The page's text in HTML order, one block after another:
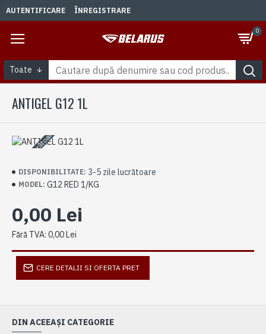
AUTENTIFICARE ÎNREGISTRARE
0
Toate
ANTIGEL G12 1L
3-5 zile lucrătoare
DISPONIBILITATE: 3-5 zile lucrătoare
MODEL: G12 RED 1/KG
0,00 Lei
Fără TVA: 0,00 Lei
CERE DETALII SI OFERTA PRET
DIN ACEEAȘI CATEGORIE